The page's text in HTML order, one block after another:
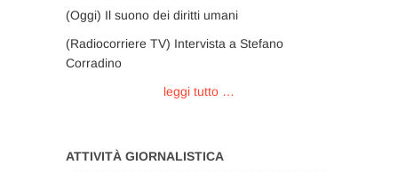
(Oggi) Il suono dei diritti umani
(Radiocorriere TV) Intervista a Stefano
Corradino
leggi tutto …
ATTIVITÀ GIORNALISTICA